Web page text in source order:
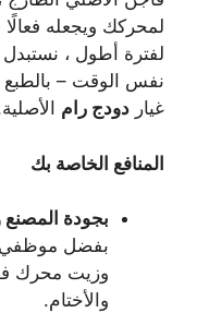
لمحركك ويجعله
لفترة أطول ، نستبدل
نفس الوقت –
غيار دودج رام
المنافع الخاصة بك
بجودة
بفضل موظفي
وزيت محرك
والأختام.